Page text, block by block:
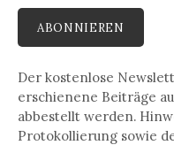
Der kostenlose
erschienene Beiträge
abbestellt werden.
Protokollierung sowie